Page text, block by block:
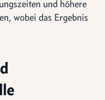
und höhere
wobei das Ergebnis